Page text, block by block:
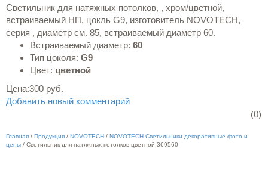
Светильник для натяжных потолков, , хром/цветной,
встраиваемый НП, цокль G9, изготовитель NOVOTECH,
серия , диаметр см. 85, встраиваемый диаметр 60.
Встраиваемый диаметр: 60
Тип цоколя: G9
Цвет: цветной
Цена:300 руб.
Добавить новый комментарий
(0)
Главная / Продукция / NOVOTECH / NOVOTECH Светильники декоративные фото и
цены / Светильник для натяжных потолков цветной 369560